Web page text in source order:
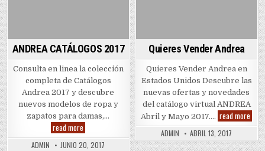
ANDREA CATÁLOGOS 2017
Consulta en linea la colección
completa de Catálogos
Andrea 2017 y descubre
nuevos modelos de ropa y
zapatos para damas,…
read more
CATÁLOGOS
2017
ADMIN JUNIO 20, 2017
Quieres Vender Andrea
Quieres Vender Andrea en
Estados Unidos Descubre las
nuevas ofertas y novedades
del catálogo virtual ANDREA
Abril y Mayo 2017…. read more
ADMIN ABRIL 13, 2017